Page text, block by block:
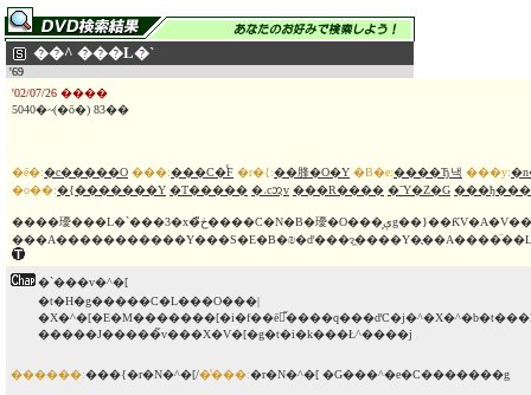
��^ ���L�`
'69
'02/07/26 ����
5040�~(�ō�) 83��
�ē�:�c�����O ���:���C�֕F �r�{:��䏺�O�Y �B�e:����Ђ낵 ���y:
�o��:�{�������Y �T����� �˓cᩋv ���R���� �ˉY�Z�G ���ђ���
����瓇���L�`���3�x�ڂ̃����C�N�B�瓇�O���͕ېg��}��ƘV�A�V���Y���̍�ɏ悹
�`���v�^�[
�t�H�g�����C�L���O���|
�����J�����̃v���X�V�[�g�t�i�k���Ł^����j
������:���{�r�N�^�[/�̔���:�r�N�^�[ �G���^�e�C�������g